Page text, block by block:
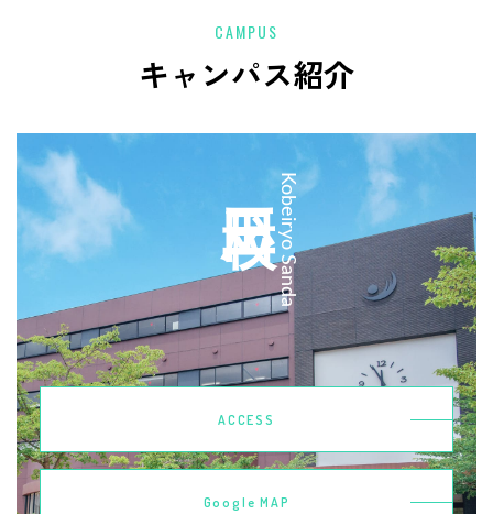
CAMPUS
キャンパス紹介
Kobeiryo Sanda
ACCESS
Google MAP